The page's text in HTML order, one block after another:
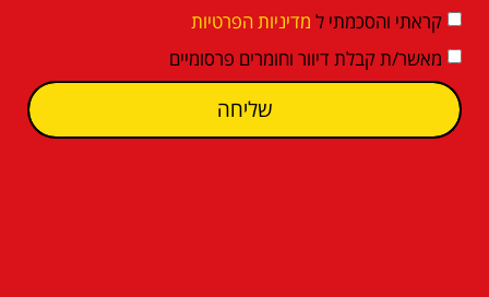
קראתי והסכמתי ל מדיניות הפרטיות
מאשר/ת קבלת דיוור וחומרים פרסומיים
שליחה